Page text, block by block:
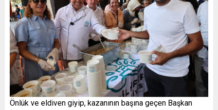
Önlük ve eldiven giyip, kazanının başına geçen Başkan